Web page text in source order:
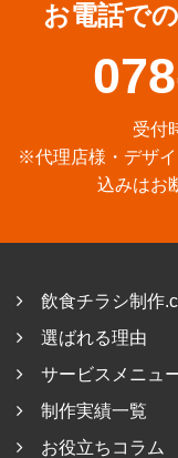
お電話で
受付
※代理店様・デザ
込みはお
飲食チラシ制作
選ばれる理由
サービスメニュ
制作実績一覧
お役立ちコラム